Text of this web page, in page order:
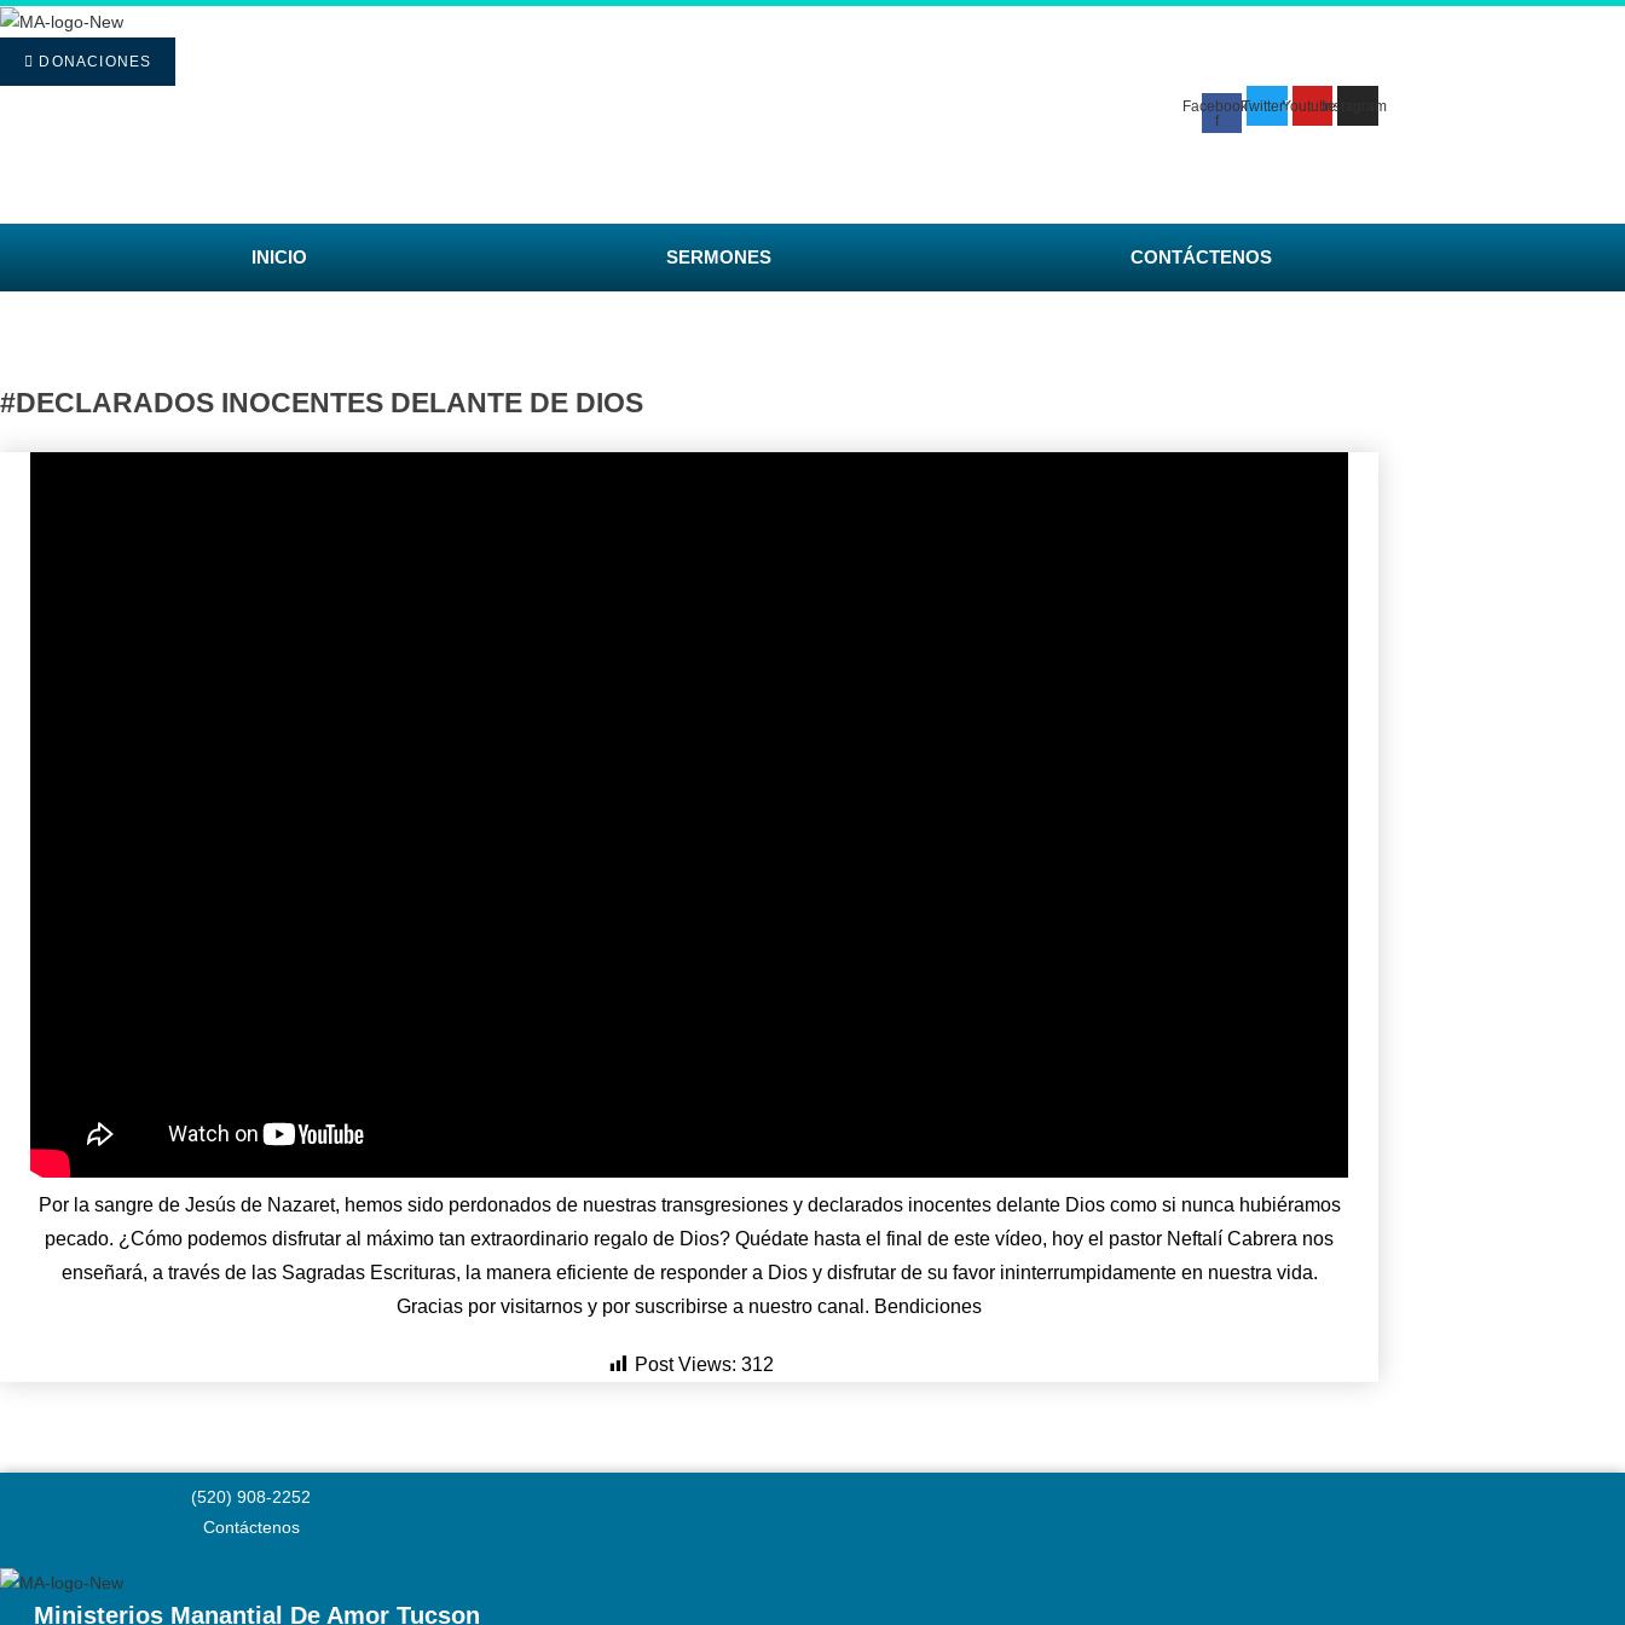
Saltar
al
DONACIONES
Facebook-
f
TwitterYoutubeInstagram
INICIO SERMONES CONTÁCTENOS
#DECLARADOS INOCENTES DELANTE DE DIOS
Por la sangre de Jesús de Nazaret, hemos sido perdonados de nuestras transgresiones y declarados inocentes delante Dios como si nunca hubiéramos
pecado. ¿Cómo podemos disfrutar al máximo tan extraordinario regalo de Dios? Quédate hasta el final de este vídeo, hoy el pastor Neftalí Cabrera nos
enseñará, a través de las Sagradas Escrituras, la manera eficiente de responder a Dios y disfrutar de su favor ininterrumpidamente en nuestra vida.
Gracias por visitarnos y por suscribirse a nuestro canal. Bendiciones
Post Views: 312
(520) 908-2252
Contáctenos
Ministerios Manantial De Amor Tucson